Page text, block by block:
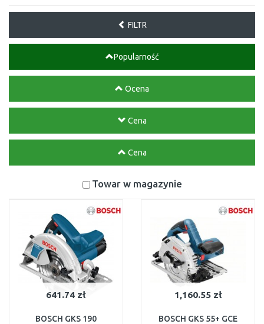
FILTR
Popularność
Ocena
Cena
Cena
Towar w magazynie
641.74 zł
BOSCH GKS 190
1,160.55 zł
BOSCH GKS 55+ GCE